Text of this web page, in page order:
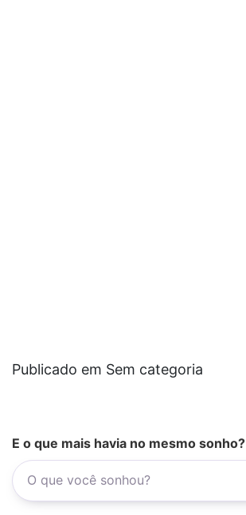
Publicado em Sem categoria
E o que mais havia no mesmo sonho?